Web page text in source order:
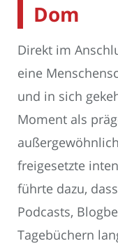
Dom
Direkt im
eine
und in sich
Moment als
freigesetzte
führte dazu,
Podcasts,
Tagebüchern